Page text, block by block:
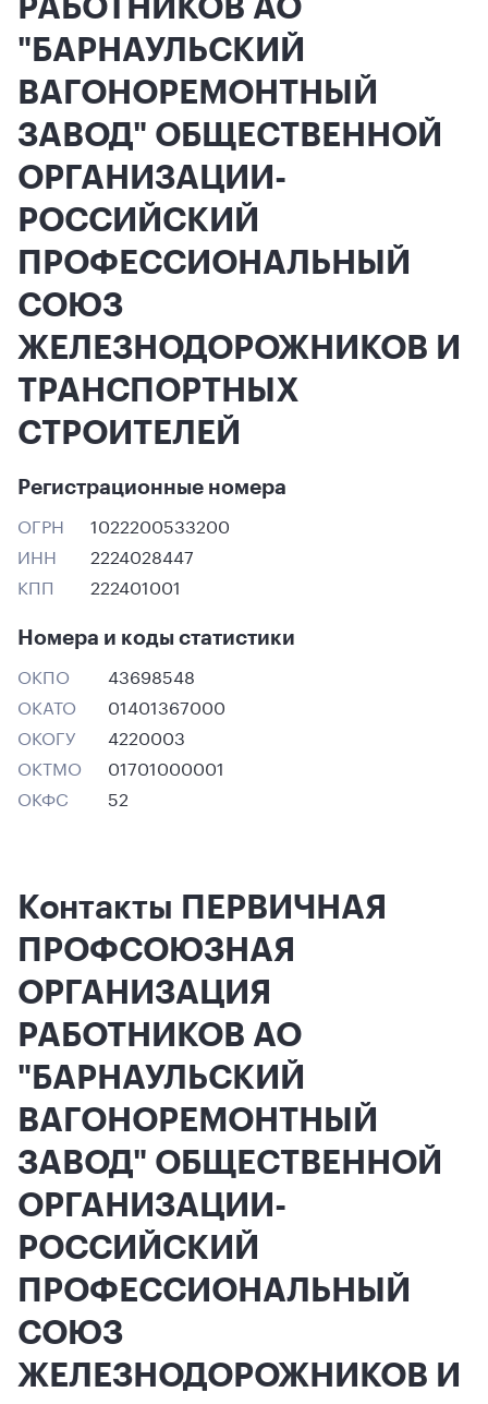
"БАРНАУЛЬСКИЙ
ВАГОНОРЕМОНТНЫЙ
ЗАВОД" ОБЩЕСТВЕННОЙ
ОРГАНИЗАЦИИ-
РОССИЙСКИЙ
ПРОФЕССИОНАЛЬНЫЙ
СОЮЗ
ЖЕЛЕЗНОДОРОЖНИКОВ И
ТРАНСПОРТНЫХ
СТРОИТЕЛЕЙ
Регистрационные номера
ОГРН
1022200533200
ИНН
2224028447
КПП
222401001
Номера и коды статистики
ОКПО
43698548
ОКАТО
01401367000
ОКОГУ
4220003
ОКТМО
01701000001
ОКФС
52
Контакты ПЕРВИЧНАЯ
ПРОФСОЮЗНАЯ
ОРГАНИЗАЦИЯ
РАБОТНИКОВ АО
"БАРНАУЛЬСКИЙ
ВАГОНОРЕМОНТНЫЙ
ЗАВОД" ОБЩЕСТВЕННОЙ
ОРГАНИЗАЦИИ-
РОССИЙСКИЙ
ПРОФЕССИОНАЛЬНЫЙ
СОЮЗ
ЖЕЛЕЗНОДОРОЖНИКОВ И